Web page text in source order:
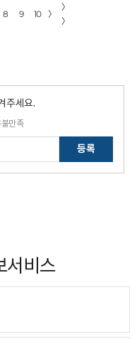
8 9 10 〉
〉
〉
주세요.
만족
등록
서비스